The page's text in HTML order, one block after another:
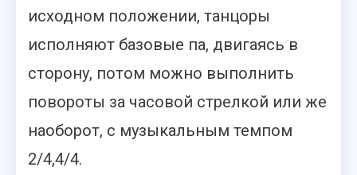
исходном положении, танцоры
исполняют базовые па, двигаясь в
сторону, потом можно выполнить
повороты за часовой стрелкой или же
наоборот, с музыкальным темпом
2/4,4/4.